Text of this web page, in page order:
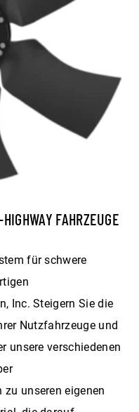
FAHRZEUGE
für schwere
Inc. Steigern Sie die
Nutzfahrzeuge und
unsere verschiedenen
unseren eigenen